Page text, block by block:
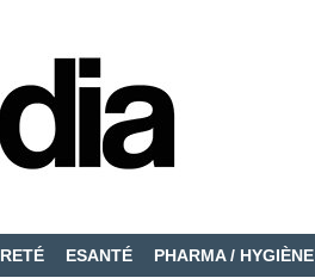
ESANTÉ PHARMA / HYGIÈNE